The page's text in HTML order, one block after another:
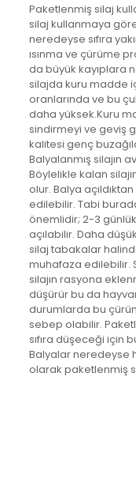
Paketlenmiş silaj
silaj kullanmaya
neredeyse sıfıra
ısınma ve çürüme
da büyük kayıplara
silajda kuru madde
oranlarında ve bu
daha yüksek.Kuru
sindirmeyi ve geviş
kalitesi genç
Balyalanmış silajın
Böylelikle kalan
olur. Balya
edilebilir. Tabi
önemlidir; 2-3
açılabilir. Daha
silaj tabakalar
muhafaza edilebilir.
silajın rasyona
düşürür bu da
durumlarda bu
sebep olabilir.
sıfıra düşeceği için
Balyalar neredeyse
olarak paketlenmiş